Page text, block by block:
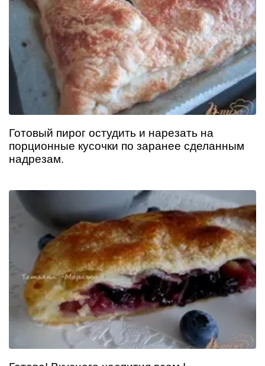
Готовый пирог остудить и нарезать на
порционные кусочки по заранее сделанным
надрезам.